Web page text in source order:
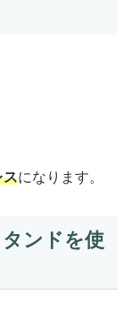
スになります。
ンドを使